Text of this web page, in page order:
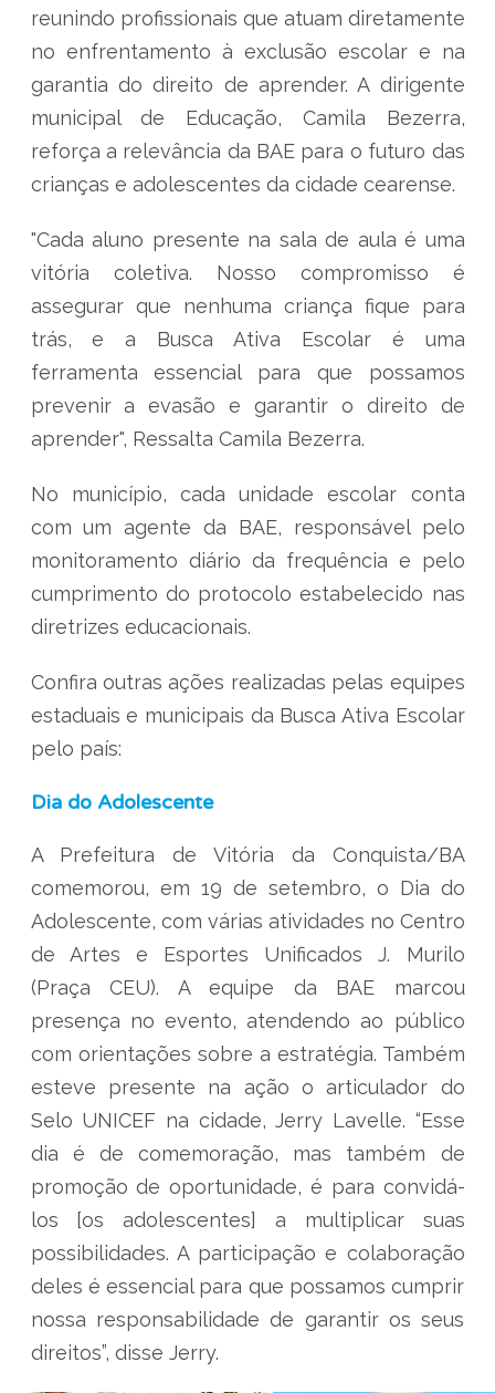
reunindo profissionais que atuam diretamente
no enfrentamento à exclusão escolar e na
garantia do direito de aprender. A dirigente
municipal de Educação, Camila Bezerra,
reforça a relevância da BAE para o futuro das
crianças e adolescentes da cidade cearense.
"Cada aluno presente na sala de aula é uma
vitória coletiva. Nosso compromisso é
assegurar que nenhuma criança fique para
trás, e a Busca Ativa Escolar é uma
ferramenta essencial para que possamos
prevenir a evasão e garantir o direito de
aprender", Ressalta Camila Bezerra.
No município, cada unidade escolar conta
com um agente da BAE, responsável pelo
monitoramento diário da frequência e pelo
cumprimento do protocolo estabelecido nas
diretrizes educacionais.
Confira outras ações realizadas pelas equipes
estaduais e municipais da Busca Ativa Escolar
pelo país:
Dia do Adolescente
A Prefeitura de Vitória da Conquista/BA
comemorou, em 19 de setembro, o Dia do
Adolescente, com várias atividades no Centro
de Artes e Esportes Unificados J. Murilo
(Praça CEU). A equipe da BAE marcou
presença no evento, atendendo ao público
com orientações sobre a estratégia. Também
esteve presente na ação o articulador do
Selo UNICEF na cidade, Jerry Lavelle. “Esse
dia é de comemoração, mas também de
promoção de oportunidade, é para convidá-
los [os adolescentes] a multiplicar suas
possibilidades. A participação e colaboração
deles é essencial para que possamos cumprir
nossa responsabilidade de garantir os seus
direitos”, disse Jerry.